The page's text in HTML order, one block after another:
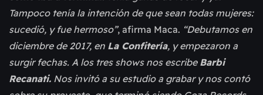
Tampoco tenía la intención de que sean todas mujeres:
sucedió, y fue hermoso”, afirma Maca. “Debutamos en
diciembre de 2017, en La Confitería, y empezaron a
surgir fechas. A los tres shows nos escribe Barbi
Recanati. Nos invitó a su estudio a grabar y nos contó